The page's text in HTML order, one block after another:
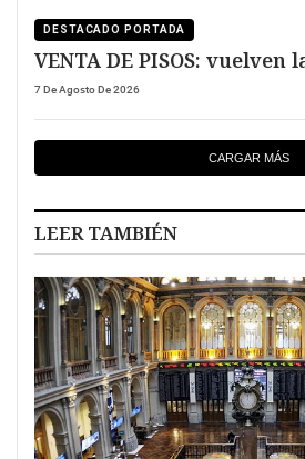
DESTACADO PORTADA
VENTA DE PISOS: vuelven
7 De Agosto De 2026
CARGAR MÁS
LEER TAMBIÉN